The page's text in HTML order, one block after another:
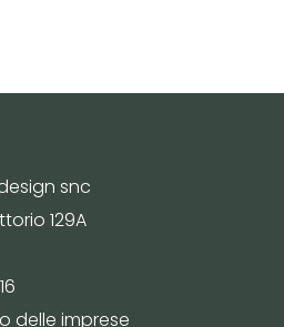
snc
129A
delle imprese